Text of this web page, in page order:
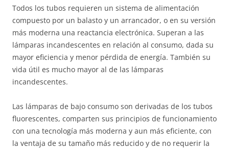
Todos los tubos requieren un sistema de alimentación
compuesto por un balasto y un arrancador, o en su versión
más moderna una reactancia electrónica. Superan a las
lámparas incandescentes en relación al consumo, dada su
mayor eficiencia y menor pérdida de energía. También su
vida útil es mucho mayor al de las lámparas
incandescentes.
Las lámparas de bajo consumo son derivadas de los tubos
fluorescentes, comparten sus principios de funcionamiento
con una tecnología más moderna y aun más eficiente, con
la ventaja de su tamaño más reducido y de no requerir la